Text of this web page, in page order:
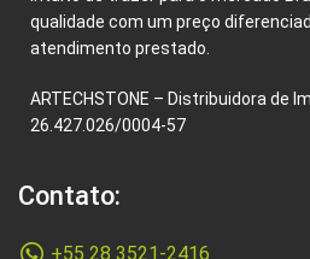
qualidade com um preço
atendimento prestado.
ARTECHSTONE – Distribuidora de
26.427.026/0004-57
Contato:
+55 28 3521-2416